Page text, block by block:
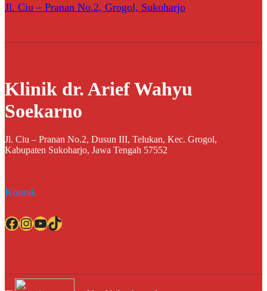
Jl. Ciu – Pranan No.2, Grogol, Sukoharjo
Klinik dr. Arief Wahyu
Soekarno
Jl. Ciu – Pranan No.2, Dusun III, Telukan, Kec. Grogol,
Kabupaten Sukoharjo, Jawa Tengah 57552
Kontak
Facebook InstagramYouTube TikTok